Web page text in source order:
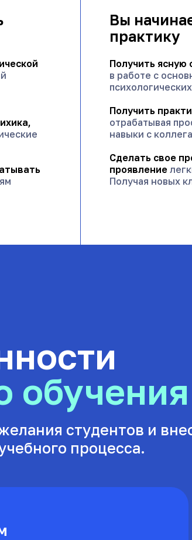
Вы
практику
Получить ясную
в работе с
Получить
отрабатывая
навыки с
Сделать свое
проявление
Получая новых
студентов и
процесса.
обучения